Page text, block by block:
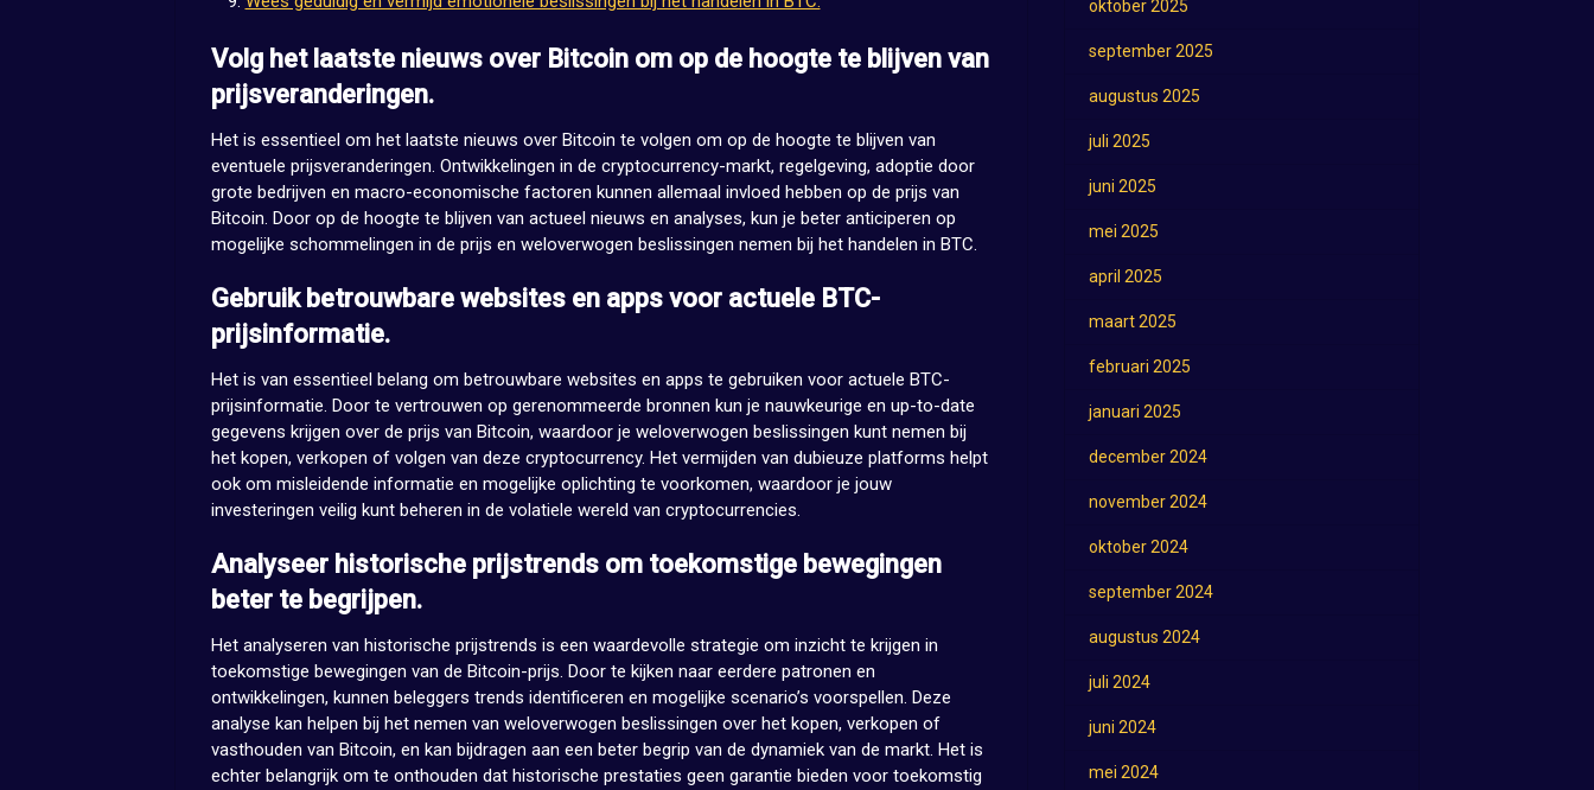
Volg het laatste nieuws over Bitcoin om op de hoogte te blijven van
prijsveranderingen.
Het is essentieel om het laatste nieuws over Bitcoin te volgen om op de hoogte te blijven van
eventuele prijsveranderingen. Ontwikkelingen in de cryptocurrency-markt, regelgeving, adoptie door
grote bedrijven en macro-economische factoren kunnen allemaal invloed hebben op de prijs van
Bitcoin. Door op de hoogte te blijven van actueel nieuws en analyses, kun je beter anticiperen op
mogelijke schommelingen in de prijs en weloverwogen beslissingen nemen bij het handelen in BTC.
Gebruik betrouwbare websites en apps voor actuele BTC-
prijsinformatie.
Het is van essentieel belang om betrouwbare websites en apps te gebruiken voor actuele BTC-
prijsinformatie. Door te vertrouwen op gerenommeerde bronnen kun je nauwkeurige en up-to-date
gegevens krijgen over de prijs van Bitcoin, waardoor je weloverwogen beslissingen kunt nemen bij
het kopen, verkopen of volgen van deze cryptocurrency. Het vermijden van dubieuze platforms helpt
ook om misleidende informatie en mogelijke oplichting te voorkomen, waardoor je jouw
investeringen veilig kunt beheren in de volatiele wereld van cryptocurrencies.
Analyseer historische prijstrends om toekomstige bewegingen
beter te begrijpen.
Het analyseren van historische prijstrends is een waardevolle strategie om inzicht te krijgen in
toekomstige bewegingen van de Bitcoin-prijs. Door te kijken naar eerdere patronen en
ontwikkelingen, kunnen beleggers trends identificeren en mogelijke scenario’s voorspellen. Deze
analyse kan helpen bij het nemen van weloverwogen beslissingen over het kopen, verkopen of
vasthouden van Bitcoin, en kan bijdragen aan een beter begrip van de dynamiek van de markt. Het is
echter belangrijk om te onthouden dat historische prestaties geen garantie bieden voor toekomstig
oktober 2025
september 2025
augustus 2025
juli 2025
juni 2025
mei 2025
april 2025
maart 2025
februari 2025
januari 2025
december 2024
november 2024
oktober 2024
september 2024
augustus 2024
juli 2024
juni 2024
mei 2024